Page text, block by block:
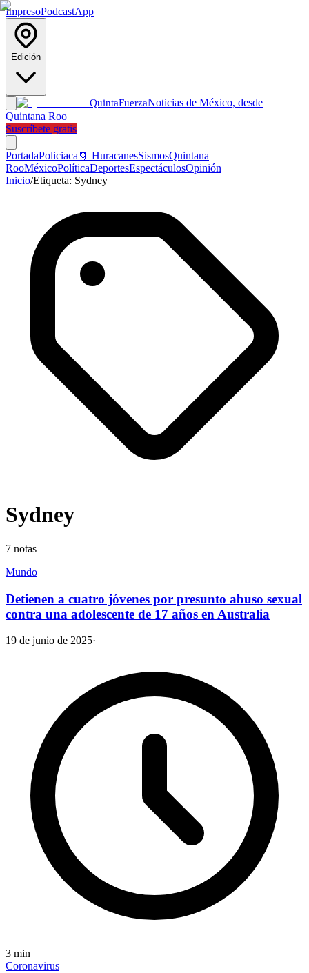
ImpresoPodcastApp
Edición
QuintaFuerzaNoticias de México, desde
Quintana Roo
Suscríbete gratis
PortadaPoliciaca 🌀 HuracanesSismosQuintana
RooMéxicoPolíticaDeportesEspectáculosOpinión
Inicio/Etiqueta: Sydney
Sydney
7 notas
Mundo
Detienen a cuatro jóvenes por presunto abuso sexual
contra una adolescente de 17 años en Australia
19 de junio de 2025·
3 min
Coronavirus